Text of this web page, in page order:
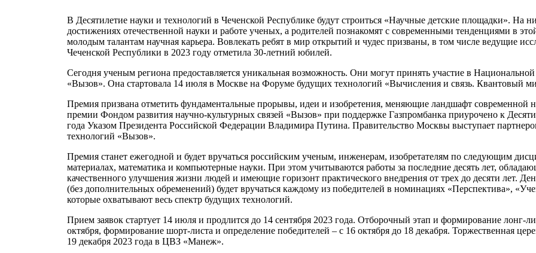
В Десятилетие науки и технологий в Чеченской Республике будут строиться «Научные детские площадки». На
достижениях отечественной науки и работе ученых, а родителей познакомят с современными тенденциями в
молодым талантам научная карьера. Вовлекать ребят в мир открытий и чудес призваны, в том числе ведущие
Чеченской Республики в 2023 году отметила 30-летний юбилей.
Сегодня ученым региона предоставляется уникальная возможность. Они могут принять участие в
«Вызов». Она стартовала 14 июля в Москве на Форуме будущих технологий «Вычисления и связь. Квантовый
Премия призвана отметить фундаментальные прорывы, идеи и изобретения, меняющие ландшафт современной
премии Фондом развития научно-культурных связей «Вызов» при поддержке Газпромбанка приурочено к
года Указом Президента Российской Федерации Владимира Путина. Правительство Москвы выступает
технологий «Вызов».
Премия станет ежегодной и будет вручаться российским ученым, инженерам, изобретателям по следующим
материалах, математика и компьютерные науки. При этом учитываются работы за последние десять лет,
качественного улучшения жизни людей и имеющие горизонт практического внедрения от трех до десяти лет.
(без дополнительных обременений) будет вручаться каждому из победителей в номинациях «Перспектива»,
которые охватывают весь спектр будущих технологий.
Прием заявок стартует 14 июля и продлится до 14 сентября 2023 года. Отборочный этап и формирование лонг-
октября, формирование шорт-листа и определение победителей – с 16 октября до 18 декабря. Торжественная
19 декабря 2023 года в ЦВЗ «Манеж».